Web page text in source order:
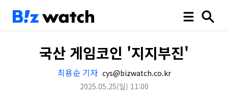
국산 게임코인 '지지부진'
최용순 기자 cys@bizwatch.co.kr
2025.05.25(일) 11:00